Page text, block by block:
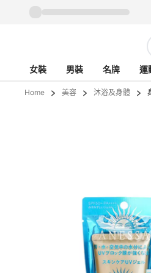
女裝 男裝 名牌 運
Home 美容 沐浴及身體